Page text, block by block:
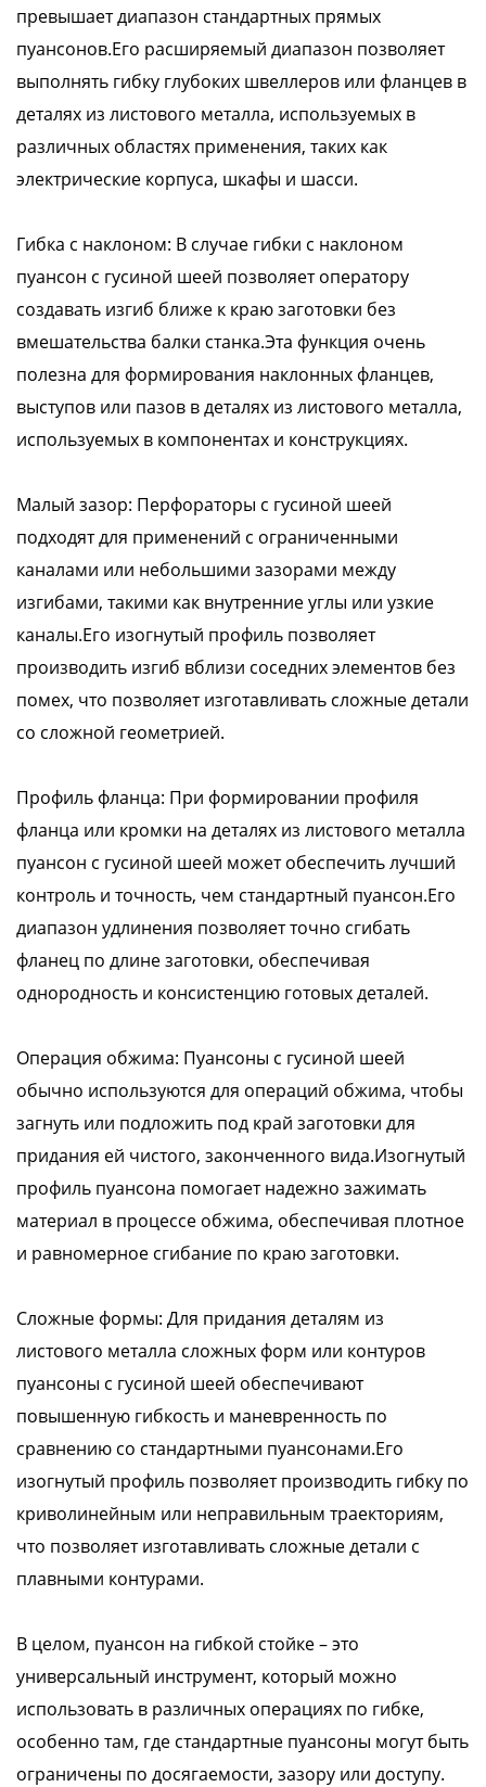
превышает диапазон стандартных прямых
пуансонов.Его расширяемый диапазон позволяет
выполнять гибку глубоких швеллеров или фланцев в
деталях из листового металла, используемых в
различных областях применения, таких как
электрические корпуса, шкафы и шасси.
Гибка с наклоном: В случае гибки с наклоном
пуансон с гусиной шеей позволяет оператору
создавать изгиб ближе к краю заготовки без
вмешательства балки станка.Эта функция очень
полезна для формирования наклонных фланцев,
выступов или пазов в деталях из листового металла,
используемых в компонентах и конструкциях.
Малый зазор: Перфораторы с гусиной шеей
подходят для применений с ограниченными
каналами или небольшими зазорами между
изгибами, такими как внутренние углы или узкие
каналы.Его изогнутый профиль позволяет
производить изгиб вблизи соседних элементов без
помех, что позволяет изготавливать сложные детали
со сложной геометрией.
Профиль фланца: При формировании профиля
фланца или кромки на деталях из листового металла
пуансон с гусиной шеей может обеспечить лучший
контроль и точность, чем стандартный пуансон.Его
диапазон удлинения позволяет точно сгибать
фланец по длине заготовки, обеспечивая
однородность и консистенцию готовых деталей.
Операция обжима: Пуансоны с гусиной шеей
обычно используются для операций обжима, чтобы
загнуть или подложить под край заготовки для
придания ей чистого, законченного вида.Изогнутый
профиль пуансона помогает надежно зажимать
материал в процессе обжима, обеспечивая плотное
и равномерное сгибание по краю заготовки.
Сложные формы: Для придания деталям из
листового металла сложных форм или контуров
пуансоны с гусиной шеей обеспечивают
повышенную гибкость и маневренность по
сравнению со стандартными пуансонами.Его
изогнутый профиль позволяет производить гибку по
криволинейным или неправильным траекториям,
что позволяет изготавливать сложные детали с
плавными контурами.
В целом, пуансон на гибкой стойке – это
универсальный инструмент, который можно
использовать в различных операциях по гибке,
особенно там, где стандартные пуансоны могут быть
ограничены по досягаемости, зазору или доступу.